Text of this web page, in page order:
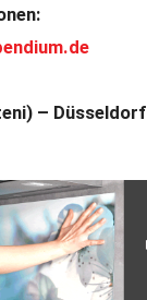
– Düsseldorf